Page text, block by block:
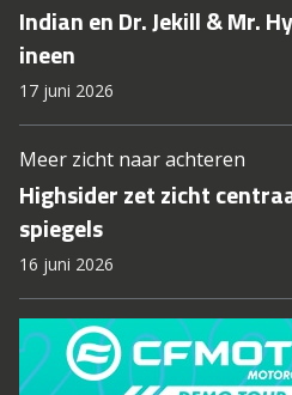
Indian en Dr. Jekill & Mr.
ineen
17 juni 2026
Meer zicht naar achteren
Highsider zet zicht
spiegels
16 juni 2026